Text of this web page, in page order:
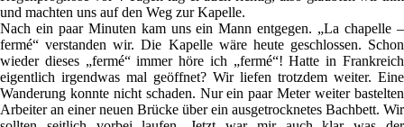
und machten uns auf den Weg zur Kapelle.
Nach ein paar Minuten kam uns ein Mann entgegen. „La chapelle –
fermé“ verstanden wir. Die Kapelle wäre heute geschlossen. Schon
wieder dieses „fermé“ immer höre ich „fermé“! Hatte in Frankreich
eigentlich irgendwas mal geöffnet? Wir liefen trotzdem weiter. Eine
Wanderung konnte nicht schaden. Nur ein paar Meter weiter bastelten
Arbeiter an einer neuen Brücke über ein ausgetrocknetes Bachbett. Wir